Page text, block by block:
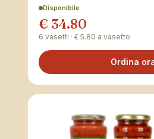
Disponibile
€ 34.80
6 vasetti · € 5.80 a vasetto
Ordina